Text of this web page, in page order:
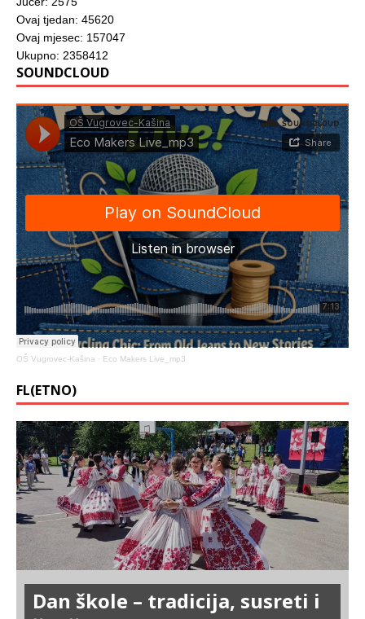
Ovaj tjedan: 45620
Ovaj mjesec: 157047
Ukupno: 2358412
SOUNDCLOUD
OŠ Vugrovec-Kašina · Eco Makers Live_mp3
FL(ETNO)
Dan škole – tradicija, susreti i